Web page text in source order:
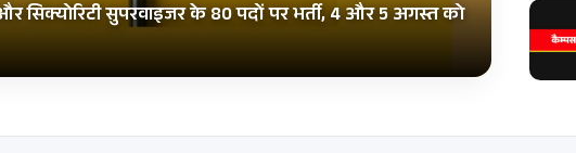
और सिक्योरिटी सुपरवाइजर के 80 पदों पर भर्ती, 4 और 5 अगस्त को